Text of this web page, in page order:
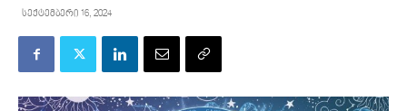
სექტემბერი 16, 2024